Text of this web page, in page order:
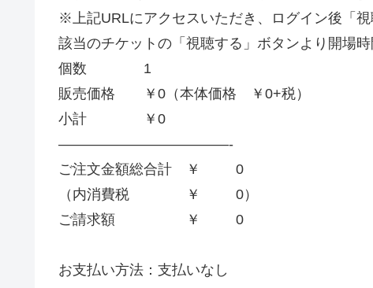
※上記URLにアクセスいただき、ログイン後「
該当のチケットの「視聴する」ボタンより開場
個数 1
販売価格 ￥0（本体価格 ￥0+税）
小計 ￥0
————————————-
ご注文金額総合計 ￥ 0
（内消費税 ￥ 0）
ご請求額 ￥ 0
お支払い方法：支払いなし